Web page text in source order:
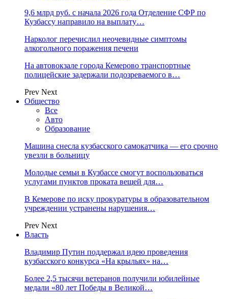
9,6 млрд руб. с начала 2026 года Отделение СФР по
Кузбассу направило на выплату…
Нарколог перечислил неочевидные симптомы
алкогольного поражения печени
На автовокзале города Кемерово транспортные
полицейские задержали подозреваемого в…
Prev Next
Общество
Все
Авто
Образование
Машина снесла кузбасского самокатчика — его срочно
увезли в больницу
Молодые семьи в Кузбассе смогут воспользоваться
услугами пунктов проката вещей для…
В Кемерове по иску прокуратуры в образовательном
учреждении устранены нарушения…
Prev Next
Власть
Владимир Путин поддержал идею проведения
кузбасского конкурса «На крыльях» на…
Более 2,5 тысячи ветеранов получили юбилейные
медали «80 лет Победы в Великой…